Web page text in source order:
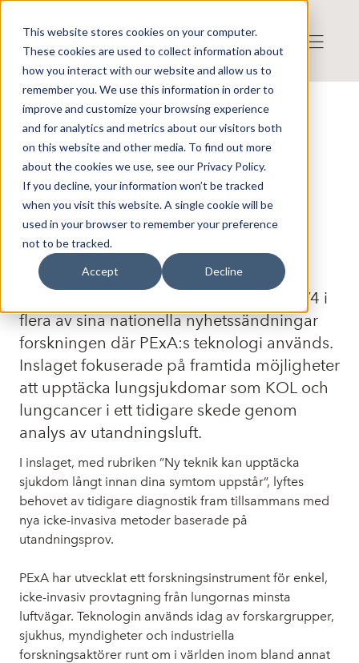
This website stores cookies on your computer.
These cookies are used to collect information about
how you interact with our website and allow us to
remember you. We use this information in order to
improve and customize your browsing experience
and for analytics and metrics about our visitors both
on this website and other media. To find out more
about the cookies we use, see our Privacy Policy.
If you decline, your information won’t be tracked
when you visit this website. A single cookie will be
used in your browser to remember your preference
not to be tracked.
Accept Decline
Press release from Companies
Publicerat: 2026-05-25 12:20:27
PExA AB: TV4-nyheterna
uppmärksammar forskning där
PExA:s teknologi används för
framtida tidig upptäckt av
lungcancer
Under söndagen uppmärksammade TV4 i
flera av sina nationella nyhetssändningar
forskningen där PExA:s teknologi används.
Inslaget fokuserade på framtida möjligheter
att upptäcka lungsjukdomar som KOL och
lungcancer i ett tidigare skede genom
analys av utandningsluft.
I inslaget, med rubriken ”Ny teknik kan upptäcka
sjukdom långt innan dina symtom uppstår”, lyftes
behovet av tidigare diagnostik fram tillsammans med
nya icke-invasiva metoder baserade på
utandningsprov.
PExA har utvecklat ett forskningsinstrument för enkel,
icke-invasiv provtagning från lungornas minsta
luftvägar. Teknologin används idag av forskargrupper,
sjukhus, myndigheter och industriella
forskningsaktörer runt om i världen inom bland annat